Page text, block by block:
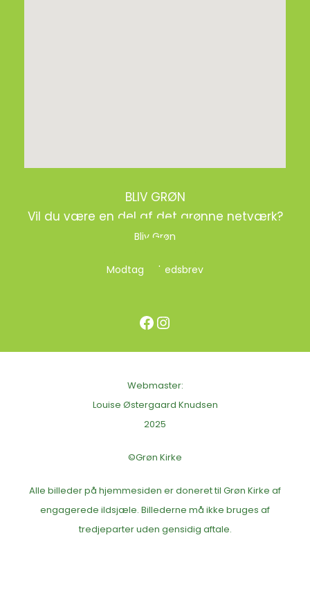
BLIV GRØN
Vil du være en del af det grønne netværk?
Bliv Grøn
Modtag nyhedsbrev
Facebook Instagram
Webmaster:
Louise Østergaard Knudsen
2025
©Grøn Kirke
Alle billeder på hjemmesiden er doneret til Grøn Kirke af
engagerede ildsjæle. Billederne må ikke bruges af
tredjeparter uden gensidig aftale.